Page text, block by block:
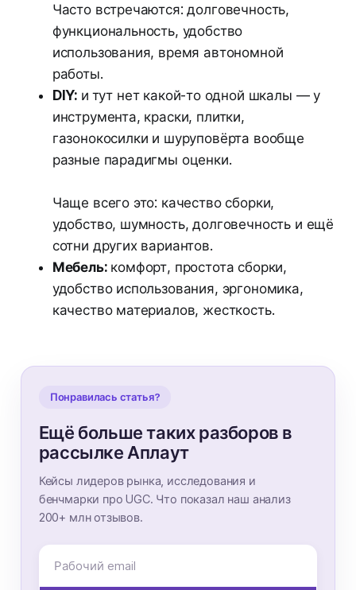
Часто встречаются: долговечность,
функциональность, удобство
использования, время автономной
работы.
DIY: и тут нет какой-то одной шкалы — у
инструмента, краски, плитки,
газонокосилки и шуруповёрта вообще
разные парадигмы оценки.
Чаще всего это: качество сборки,
удобство, шумность, долговечность и ещё
сотни других вариантов.
Мебель: комфорт, простота сборки,
удобство использования, эргономика,
качество материалов, жесткость.
Понравилась статья?
Ещё больше таких разборов в
рассылке Аплаут
Кейсы лидеров рынка, исследования и
бенчмарки про UGC. Что показал наш анализ
200+ млн отзывов.